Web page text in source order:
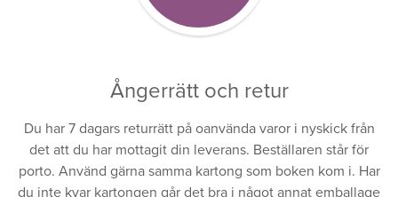
Ångerrätt och retur
Du har 7 dagars returrätt på oanvända varor i nyskick från
det att du har mottagit din leverans. Beställaren står för
porto. Använd gärna samma kartong som boken kom i. Har
du inte kvar kartongen går det bra i något annat emballage